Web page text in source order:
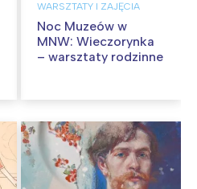
WARSZTATY I ZAJĘCIA
Noc Muzeów w
MNW: Wieczorynka
– warsztaty rodzinne